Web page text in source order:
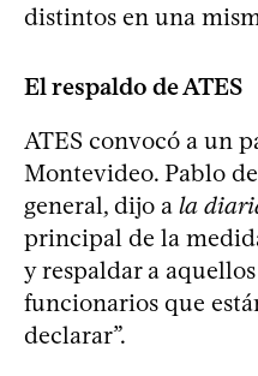
distintos en una
El respaldo de ATES
ATES convocó a un
Montevideo. Pablo
general, dijo a la
principal de la
y respaldar a
funcionarios que
declarar”.